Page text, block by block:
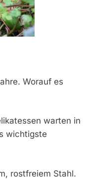
Worauf es
warten in
wichtigste
rostfreiem Stahl.